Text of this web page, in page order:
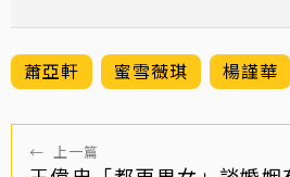
蕭亞軒 蜜雪薇琪 楊謹華
← 上一篇